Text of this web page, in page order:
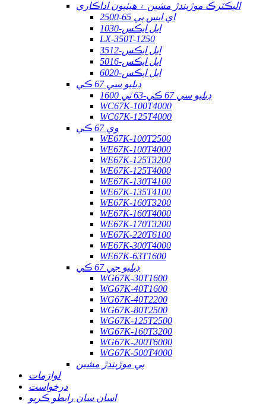
اليڪٽرڪ موڙيندڙ مشين ۽ هيٺيون اداڪاري
اي ايس پي 65-2500
ايل ايڪس-1030
LX-350T-1250
ايل ايڪس-3512
ايل ايڪس-5016
ايل ايڪس-6020
ڊبليو سي 67 ڪي
ڊبليو سي 67 ڪي-63 ٽي 1600
WC67K-100T4000
WC67K-125T4000
وي 67 ڪي
WE67K-100T2500
WE67K-100T4000
WE67K-125T3200
WE67K-125T4000
WE67K-130T4100
WE67K-135T4100
WE67K-160T3200
WE67K-160T4000
WE67K-170T3200
WE67K-220T6100
WE67K-300T4000
WE67K-63T1600
ڊبليو جي 67 ڪي
WG67K-30T1600
WG67K-40T1600
WG67K-40T2200
WG67K-80T2500
WG67K-125T2500
WG67K-160T3200
WG67K-200T6000
WG67K-500T4000
ٻي موڙيندڙ مشين
لوازمات
درخواست
اسان سان رابطو ڪريو